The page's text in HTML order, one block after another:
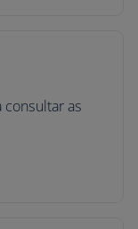
consultar as